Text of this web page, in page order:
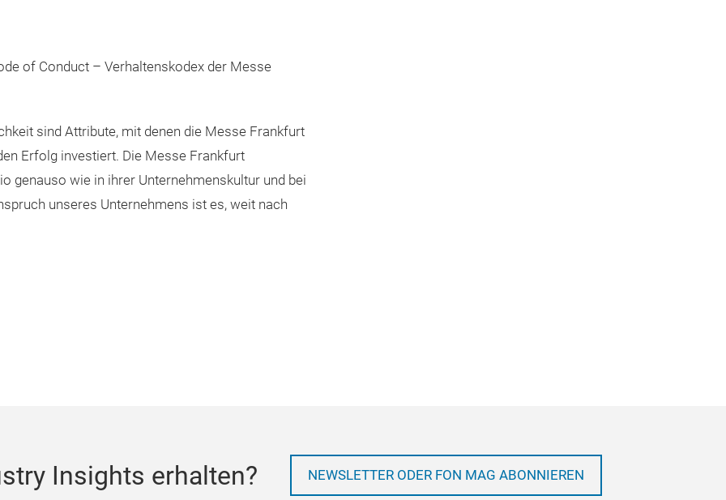
of Conduct – Verhaltenskodex der Messe
sind Attribute, mit denen die Messe Frankfurt
Erfolg investiert. Die Messe Frankfurt
genauso wie in ihrer Unternehmenskultur und bei
unseres Unternehmens ist es, weit nach
Insights erhalten? NEWSLETTER ODER FON MAG ABONNIEREN